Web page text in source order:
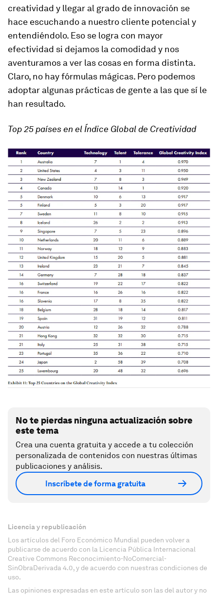
creatividad y llegar al grado de innovación se
hace escuchando a nuestro cliente potencial y
entendiéndolo. Eso se logra con mayor
efectividad si dejamos la comodidad y nos
aventuramos a ver las cosas en forma distinta.
Claro, no hay fórmulas mágicas. Pero podemos
adoptar algunas prácticas de gente a las que sí le
han resultado.
Top 25 países en el Índice Global de Creatividad
No te pierdas ninguna actualización sobre
este tema
Crea una cuenta gratuita y accede a tu colección
personalizada de contenidos con nuestras últimas
publicaciones y análisis.
Inscríbete de forma gratuita
Licencia y republicación
Los artículos del Foro Económico Mundial pueden volver a
publicarse de acuerdo con la Licencia Pública Internacional
Creative Commons Reconocimiento-NoComercial-
SinObraDerivada 4.0, y de acuerdo con nuestras condiciones de
uso.
Las opiniones expresadas en este artículo son las del autor y no